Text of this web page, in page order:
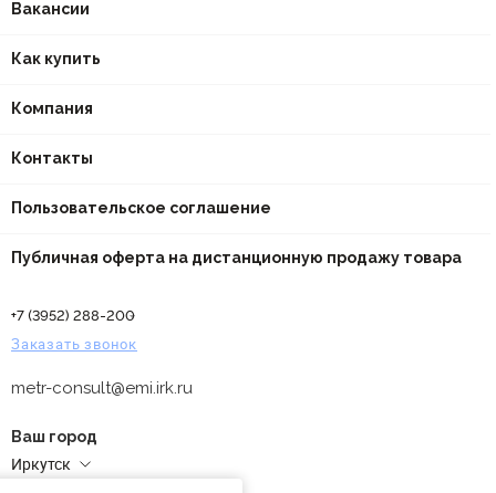
Вакансии
Как купить
Компания
Контакты
Пользовательское соглашение
Публичная оферта на дистанционную продажу товара
+7 (3952) 288-200
Заказать звонок
metr-consult@emi.irk.ru
Ваш город
Иркутск